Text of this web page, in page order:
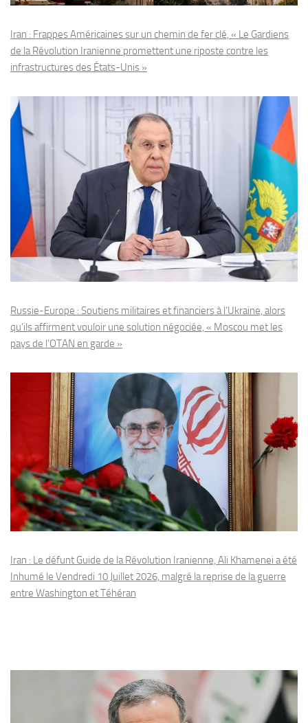
Iran : Frappes Américaines sur un chemin de fer clé, « Le Gardiens
de la Révolution Iranienne promettent une riposte contre les
infrastructures des États-Unis »
Russie-Europe : Soutiens militaires et financiers à l’Ukraine, alors
qu’ils affirment vouloir une solution négociée, « Moscou met les
pays de l’OTAN en garde »
Iran : Le défunt Guide de la Révolution Iranienne, Ali Khamenei a été
Inhumé le Vendredi 10 Juillet 2026, malgré la reprise de la guerre
entre Washington et Téhéran